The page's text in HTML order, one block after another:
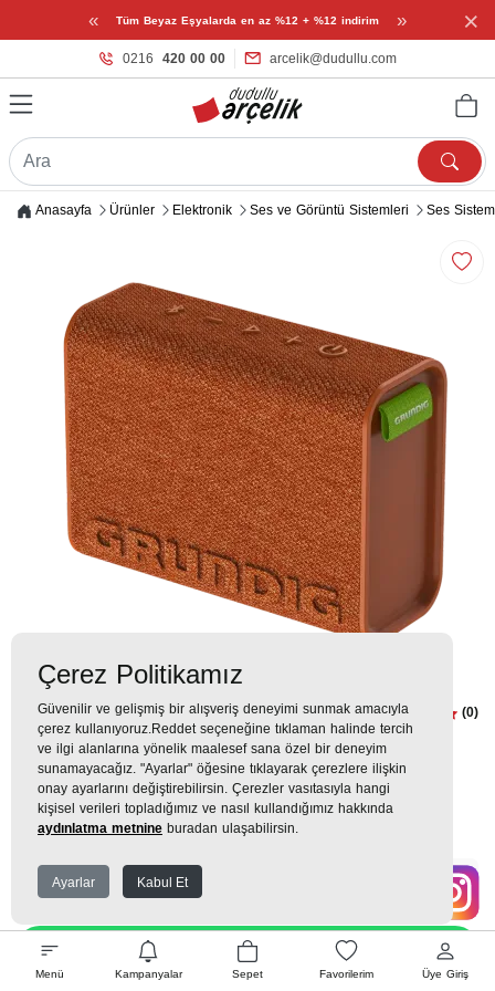
« Tüm Beyaz Eşyalarda en az %12 + %12 indirim » ×
0216 420 00 00 arcelik@dudullu.com
Menü Kampanyalar Sepet Favorilerim Üye Giriş
Anasayfa Ürünler Elektronik Ses ve Görüntü Sistemleri Ses
Solo 2 Orange Hoparlör (0)
1.199TL
133 TL x 9 Taksit =1.199 TL Ekstra İndirim %12 =1.055
EK GARANTİ
WHATSAPP SİPARİŞ
Çerez Politikamız
Güvenilir ve gelişmiş bir alışveriş deneyimi sunmak amacıyla
çerez kullanıyoruz.Reddet seçeneğine tıklaman halinde tercih
ve ilgi alanlarına yönelik maalesef sana özel bir deneyim
sunamayacağız. "Ayarlar" öğesine tıklayarak çerezlere ilişkin
onay ayarlarını değiştirebilirsin. Çerezler vasıtasıyla hangi
kişisel verileri topladığımız ve nasıl kullandığımız hakkında
aydınlatma metnine buradan ulaşabilirsin.
Ayarlar Kabul Et